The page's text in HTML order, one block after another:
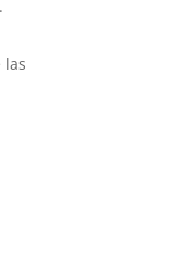
las